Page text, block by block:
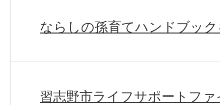
ならしの孫育てハンドブッ
習志野市ライフサポートファ